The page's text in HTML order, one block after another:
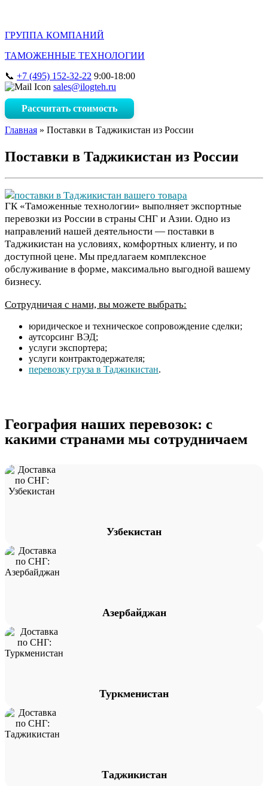
ГРУППА КОМПАНИЙ
ТАМОЖЕННЫЕ ТЕХНОЛОГИИ
+7 (495) 152-32-22 9:00-18:00
sales@ilogteh.ru
Рассчитать стоимость
Главная » Поставки в Таджикистан из России
Поставки в Таджикистан из России
ГК «Таможенные технологии» выполняет экспортные
перевозки из России в страны СНГ и Азии. Одно из
направлений нашей деятельности — поставки в
Таджикистан на условиях, комфортных клиенту, и по
доступной цене. Мы предлагаем комплексное
обслуживание в форме, максимально выгодной вашему
бизнесу.
Сотрудничая с нами, вы можете выбрать:
юридическое и техническое сопровождение сделки;
аутсорсинг ВЭД;
услуги экспортера;
услуги контрактодержателя;
перевозку груза в Таджикистан.
География наших перевозок: с
какими странами мы сотрудничаем
Узбекистан
Азербайджан
Туркменистан
Таджикистан